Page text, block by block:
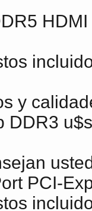
y
DDR3
PCI-